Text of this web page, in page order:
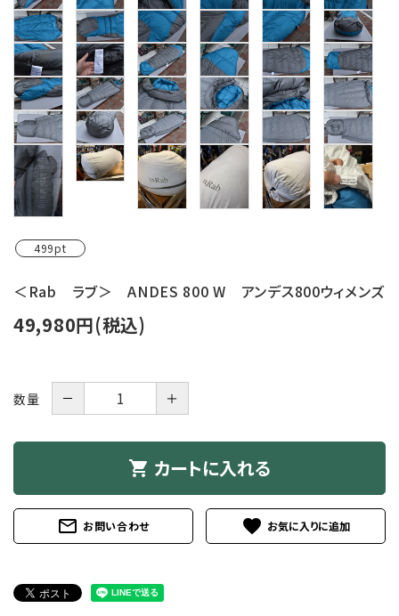
店舗情報
POLICY
INFORMATION
ACCOUNT MENU
ようこそ ゲスト 様
meeting_room ログイン
499pt
＜Rab ラブ＞ ANDES 800 W アンデス800ウィメンズ
49,980円(税込)
数量 － ＋
shopping_cart カートに入れる
mail_outline お問い合わせ favorite